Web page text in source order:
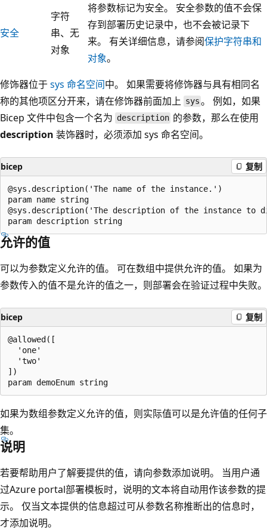
安全
字符
串、
对象
无
将参数标记为安全。 安全参数的值不会保
存到部署历史记录中，也不会被记录下
来。 有关详细信息，请参阅保护字符串和
对象。
修饰器位于sys 命名空间中。 如果需要将修饰器与具有相同名
称的其他项区分开来，请在修饰器前面加上 sys 。 例如，如果
Bicep 文件中包含一个名为 description 的参数，那么在使用
description 装饰器时，必须添加 sys 命名空间。
bicep 复制
@sys.description('The name of the instance.')
param name string
@sys.description('The description of the instance to
允许的值
可以为参数定义允许的值。 可在数组中提供允许的值。 如果为
参数传入的值不是允许的值之一，则部署会在验证过程中失败。
bicep 复制
@allowed([
  'one'
  'two'
])
如果为数组参数定义允许的值，则实际值可以是允许值的任何子
集。
说明
若要帮助用户了解要提供的值，请向参数添加说明。 当用户通
过Azure portal部署模板时，说明的文本将自动用作该参数的提
示。 仅当文本提供的信息超过可从参数名称推断出的信息时，
才添加说明。